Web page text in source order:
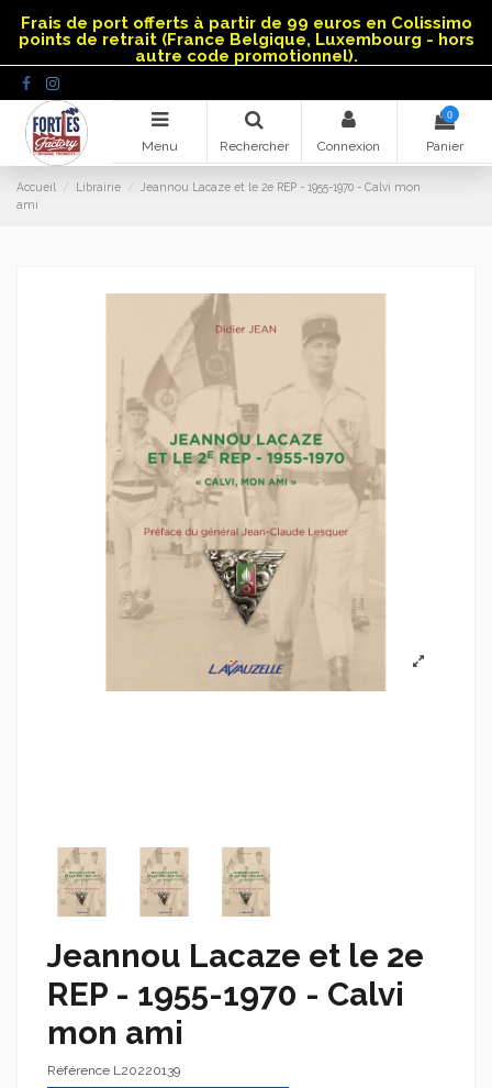
Frais de port offerts à partir de 99 euros en Colissimo
points de retrait (France Belgique, Luxembourg - hors
autre code promotionnel).
Menu Rechercher Connexion
0
Panier
Accueil Librairie
Jeannou Lacaze et le 2e REP - 1955-1970 - Calvi mon
ami
Jeannou Lacaze et le 2e
REP - 1955-1970 - Calvi
mon ami
Référence L20220139